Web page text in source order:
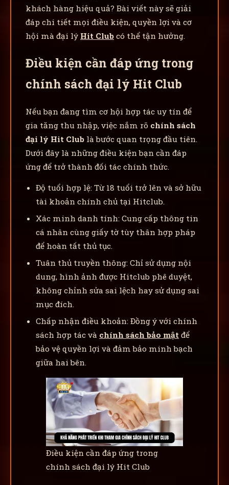
khách hàng hiệu quả? Bài viết này sẽ giải
đáp chi tiết mọi điều kiện, quyền lợi và cơ
hội mà đại lý Hit Club có thể tận hưởng.
Điều kiện cần đáp ứng trong
chính sách đại lý Hit Club
Nếu bạn đang tìm cơ hội hợp tác uy tín để
gia tăng thu nhập, việc nắm rõ chính sách
đại lý Hit Club là bước quan trọng đầu tiên.
Dưới đây là những điều kiện bạn cần đáp
ứng để trở thành đối tác chính thức.
Độ tuổi hợp lệ: Từ 18 tuổi trở lên và sở hữu
tài khoản chính chủ tại Hitclub.
Xác minh danh tính: Cung cấp thông tin
cá nhân cùng giấy tờ tùy thân hợp pháp
để hoàn tất thủ tục.
Tuân thủ truyền thông: Chỉ sử dụng nội
dung, hình ảnh được Hitclub phê duyệt,
không chỉnh sửa sai lệch hay sử dụng sai
mục đích.
Chấp nhận điều khoản: Đồng ý với chính
sách hợp tác và chính sách bảo mật để
bảo vệ quyền lợi và đảm bảo minh bạch
giữa hai bên.
Điều kiện cần đáp ứng trong
chính sách đại lý Hit Club